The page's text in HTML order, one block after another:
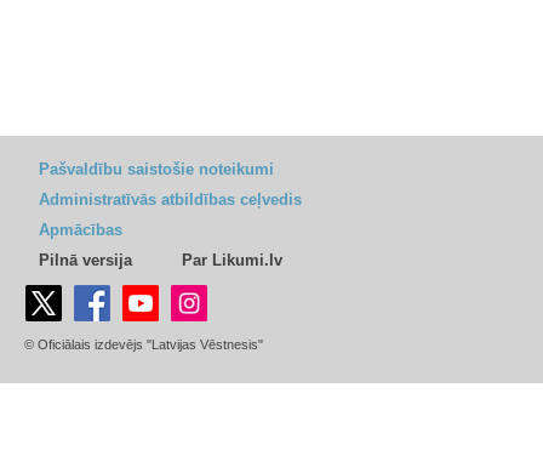
Pašvaldību saistošie noteikumi
Administratīvās atbildības ceļvedis
Apmācības
Pilnā versija
Par Likumi.lv
© Oficiālais izdevējs "Latvijas Vēstnesis"